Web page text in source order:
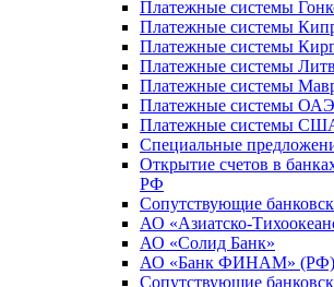
Платежные системы
Платежные системы
Платежные системы
Платежные системы
Платежные системы
Платежные системы ОАЭ
Платежные системы
Специальные
Открытие счетов в
РФ
Сопутствующие
АО «Азиатско-
АО «Солид Банк»
АО «Банк ФИНАМ» (РФ)
Сопутствующие